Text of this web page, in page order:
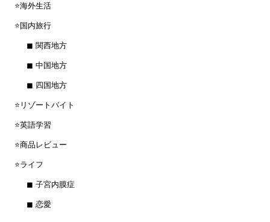
⭐️海外生活
⭐️国内旅行
◼︎ 関西地方
◼︎ 中国地方
◼︎ 四国地方
⭐️リゾートバイト
⭐️英語学習
⭐️商品レビュー
⭐️ライフ
◼︎ 子宮内膜症
◼︎ 恋愛